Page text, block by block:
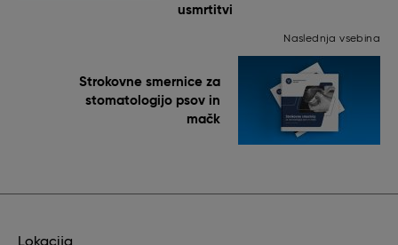
usmrtitvi
Naslednja vsebina
Strokovne smernice za
stomatologijo psov in
mačk